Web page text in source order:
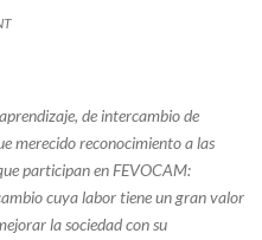
de intercambio de
merecido reconocimiento a las
participan en FEVOCAM:
cuya labor tiene un gran valor
la sociedad con su